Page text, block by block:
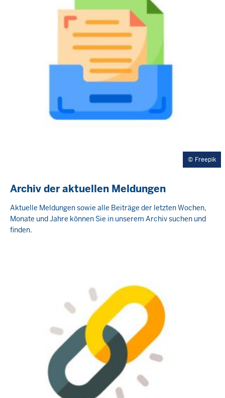
Freepik
Archiv der aktuellen Meldungen
Aktuelle Meldungen sowie alle Beiträge der letzten Wochen,
Monate und Jahre können Sie in unserem Archiv suchen und
finden.